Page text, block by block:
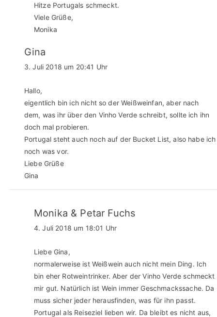
Hitze Portugals schmeckt.
Viele Grüße,
Monika
Gina
3. Juli 2018 um 20:41 Uhr
Hallo,
eigentlich bin ich nicht so der Weißweinfan, aber nach
dem, was ihr über den Vinho Verde schreibt, sollte ich ihn
doch mal probieren.
Portugal steht auch noch auf der Bucket List, also habe ich
noch was vor.
Liebe Grüße
Gina
Monika & Petar Fuchs
4. Juli 2018 um 18:01 Uhr
Liebe Gina,
normalerweise ist Weißwein auch nicht mein Ding. Ich
bin eher Rotweintrinker. Aber der Vinho Verde schmeckt
mir gut. Natürlich ist Wein immer Geschmackssache. Da
muss sicher jeder herausfinden, was für ihn passt.
Portugal als Reiseziel lieben wir. Da bleibt es nicht aus,